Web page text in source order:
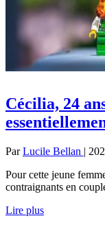
Cécilia, 24
ParLucile Bellan |
Pour cette jeune
contraignants en
Lire plus